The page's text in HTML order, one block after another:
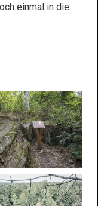
einmal in die